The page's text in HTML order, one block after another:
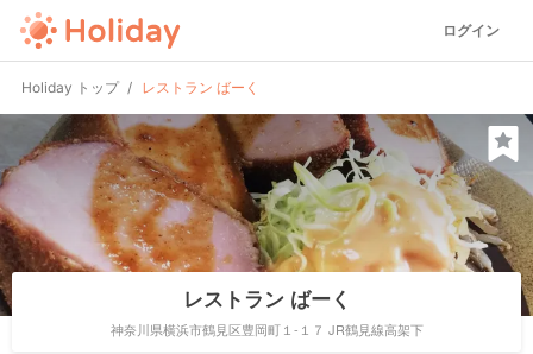
ログイン
Holiday トップ レストラン ばーく
レストラン ばーく
神奈川県横浜市鶴見区豊岡町１-１７ JR鶴見線高架下